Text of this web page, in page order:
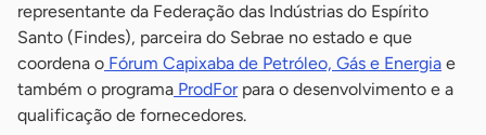
representante da Federação das Indústrias do Espírito
Santo (Findes), parceira do Sebrae no estado e que
coordena o Fórum Capixaba de Petróleo, Gás e Energia e
também o programa ProdForpara o desenvolvimento e a
qualificação de fornecedores.